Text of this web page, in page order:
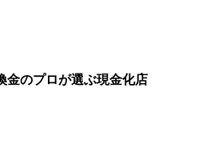
金のプロが選ぶ現金化店